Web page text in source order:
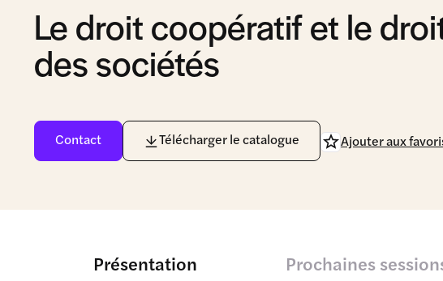
Le droit coopératif et le
des sociétés
Contact Télécharger le catalogue Ajouter aux
Présentation Prochaines